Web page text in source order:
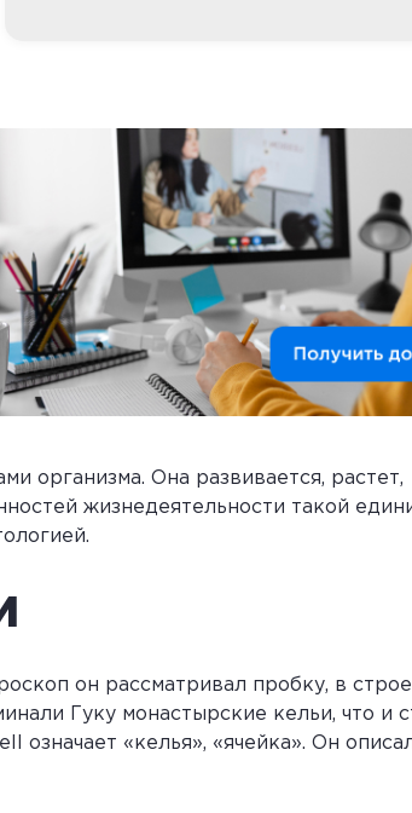
организма. Она развивается, растет,
жизнедеятельности такой
он рассматривал пробку, в
Гуку монастырские кельи, что и
означает «келья», «ячейка». Он